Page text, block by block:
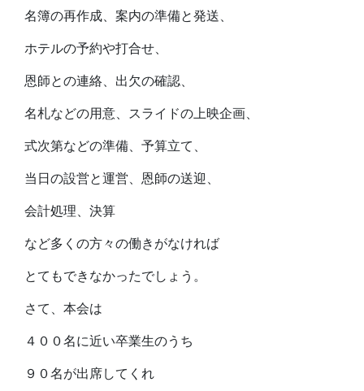
名簿の再作成、案内の準備と発送、
ホテルの予約や打合せ、
恩師との連絡、出欠の確認、
名札などの用意、スライドの上映企画、
式次第などの準備、予算立て、
当日の設営と運営、恩師の送迎、
会計処理、決算
など多くの方々の働きがなければ
とてもできなかったでしょう。
さて、本会は
４００名に近い卒業生のうち
９０名が出席してくれ